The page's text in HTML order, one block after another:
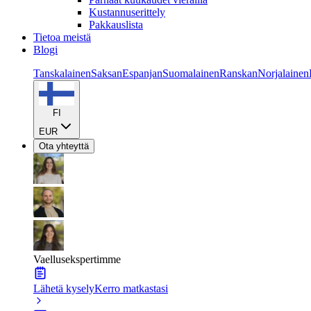
Kustannuserittely
Pakkauslista
Tietoa meistä
Blogi
TanskalainenSaksanEspanjanSuomalainenRanskanNorjalainen
FI
EUR
Ota yhteyttä
Vaellusekspertimme
Lähetä kyselyKerro matkastasi